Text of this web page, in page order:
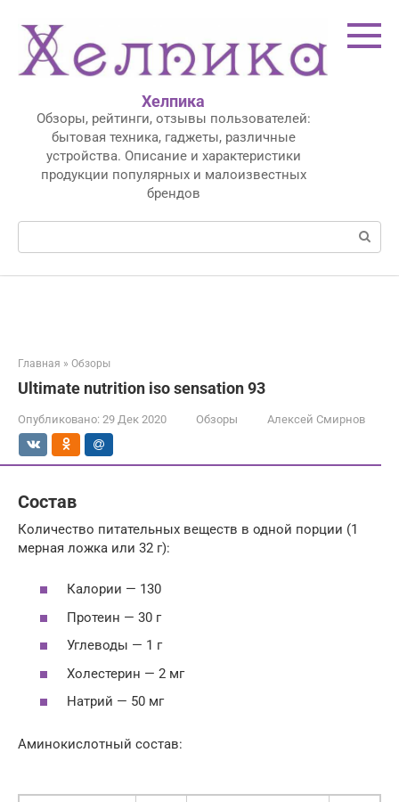
контенту
Хелпика
Обзоры, рейтинги, отзывы пользователей:
бытовая техника, гаджеты, различные
устройства. Описание и характеристики
продукции популярных и малоизвестных
брендов
Поиск:
Главная » Обзоры
Ultimate nutrition iso sensation 93
Опубликовано: 29 Дек 2020 Обзоры Алексей Смирнов
Состав
Количество питательных веществ в одной порции (1
мерная ложка или 32 г):
Калории — 130
Протеин — 30 г
Углеводы — 1 г
Холестерин — 2 мг
Натрий — 50 мг
Аминокислотный состав: